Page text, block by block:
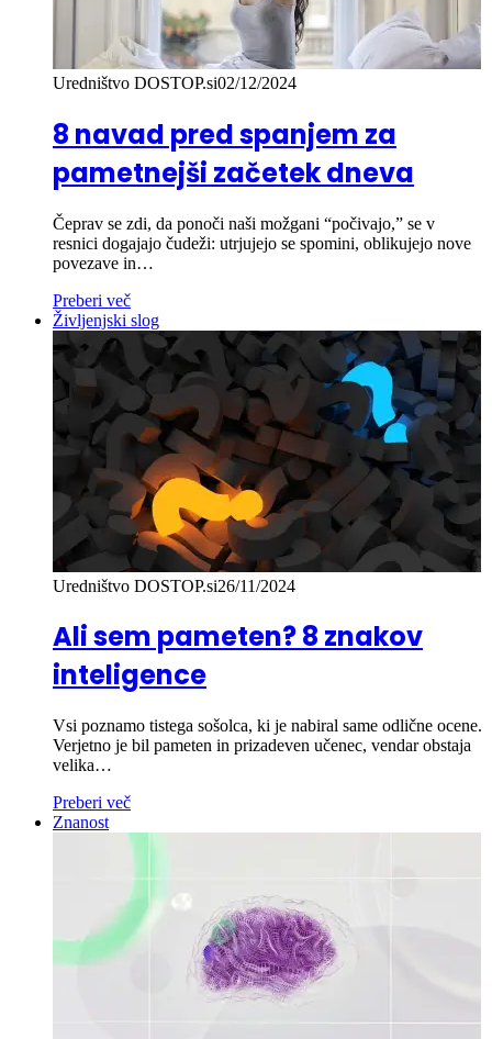
Uredništvo DOSTOP.si02/12/2024
8 navad pred spanjem za
pametnejši začetek dneva
Čeprav se zdi, da ponoči naši možgani “počivajo,” se v
resnici dogajajo čudeži: utrjujejo se spomini, oblikujejo nove
povezave in…
Preberi več
Življenjski slog
Uredništvo DOSTOP.si26/11/2024
Ali sem pameten? 8 znakov
inteligence
Vsi poznamo tistega sošolca, ki je nabiral same odlične ocene.
Verjetno je bil pameten in prizadeven učenec, vendar obstaja
velika…
Preberi več
Znanost